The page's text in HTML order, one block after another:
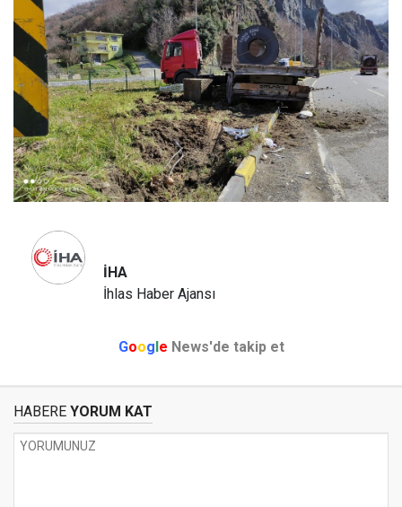
İHA
İhlas Haber Ajansı
Goog e News'de takip et
HABERE YORUM KAT